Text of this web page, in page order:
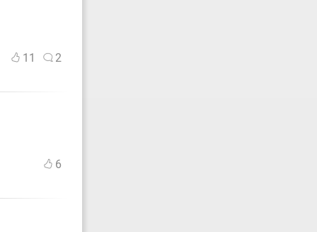
11 2
6